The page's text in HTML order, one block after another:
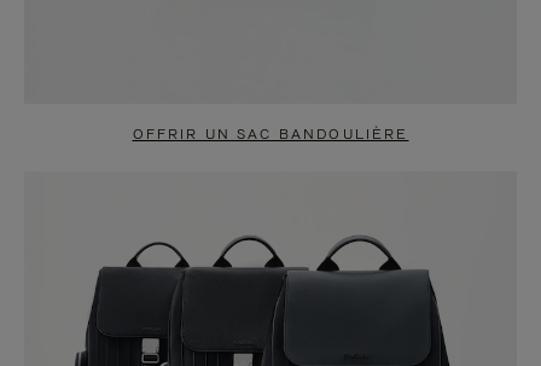
OFFRIR UN SAC BANDOULIÈRE